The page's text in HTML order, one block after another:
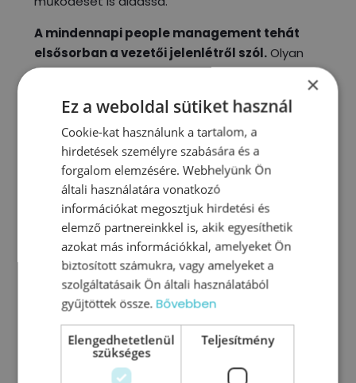
A mindennapi people management tehát
elsősorban a vezetői jelenlétről szól.Olyan
kommunikációról, amelyben a vezető és a
munkatárs valódi partnerek. Olyan légkört, ahol
a felelősségvállalás nem nyomás, a fejlődés
nem elvárás, a konfliktus pedig nem ellenség,
hanem mindhárom természetes része annak,
ahogyan emberek együtt dolgoznak.
A csapatok pedig akkor működnek jól, ha érzik,
hogy van egy vezető, aki velük gondolkodik, nem
helyettük; aki kíváncsi, nem ítélkező; aki
meghallgat és segít tisztázni, merre van előre.
Ez a fajta vezetői jelenlét az, ami hosszú távon
nemcsak eredményeket hoz, hanem
biztonságot is teremt. És végső soron: ettől lesz
egy munkahely valóban jól működő. Ez a valódi
és hatékony people management.
×
Ez a weboldal sütiket használ
Cookie-kat használunk a tartalom, a
hirdetések személyre szabására és a
forgalom elemzésére. Webhelyünk Ön
általi használatára vonatkozó
információkat megosztjuk hirdetési és
elemző partnereinkkel is, akik egyesíthetik
azokat más információkkal, amelyeket Ön
biztosított számukra, vagy amelyeket a
szolgáltatásaik Ön általi használatából
gyűjtöttek össze.Bővebben
Elengedhetetlenül
szükséges
Teljesítmény